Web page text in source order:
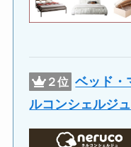
２位 ベッド
ルコンシェルジュ